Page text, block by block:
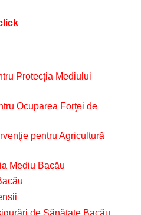
Protecţia Mediului
Ocuparea Forţei de
pentru Agricultură
Mediu Bacău